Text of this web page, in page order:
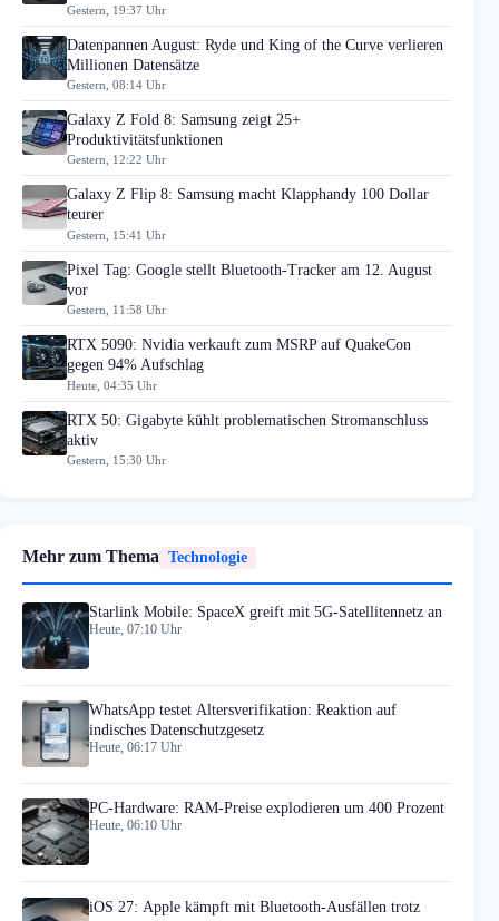
Gestern, 19:37 Uhr
Datenpannen August: Ryde und King of the Curve verlieren
Millionen Datensätze
Gestern, 08:14 Uhr
Galaxy Z Fold 8: Samsung zeigt 25+
Produktivitätsfunktionen
Gestern, 12:22 Uhr
Galaxy Z Flip 8: Samsung macht Klapphandy 100 Dollar
teurer
Gestern, 15:41 Uhr
Pixel Tag: Google stellt Bluetooth-Tracker am 12. August
vor
Gestern, 11:58 Uhr
RTX 5090: Nvidia verkauft zum MSRP auf QuakeCon
gegen 94% Aufschlag
Heute, 04:35 Uhr
RTX 50: Gigabyte kühlt problematischen Stromanschluss
aktiv
Gestern, 15:30 Uhr
Mehr zum Thema Technologie
Starlink Mobile: SpaceX greift mit 5G-Satellitennetz an
Heute, 07:10 Uhr
WhatsApp testet Altersverifikation: Reaktion auf
indisches Datenschutzgesetz
Heute, 06:17 Uhr
PC-Hardware: RAM-Preise explodieren um 400 Prozent
Heute, 06:10 Uhr
iOS 27: Apple kämpft mit Bluetooth-Ausfällen trotz